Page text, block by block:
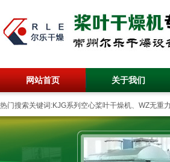
网站首页 关于我们
热门搜索关键词:KJG系列空心桨叶干燥机、WZ无重